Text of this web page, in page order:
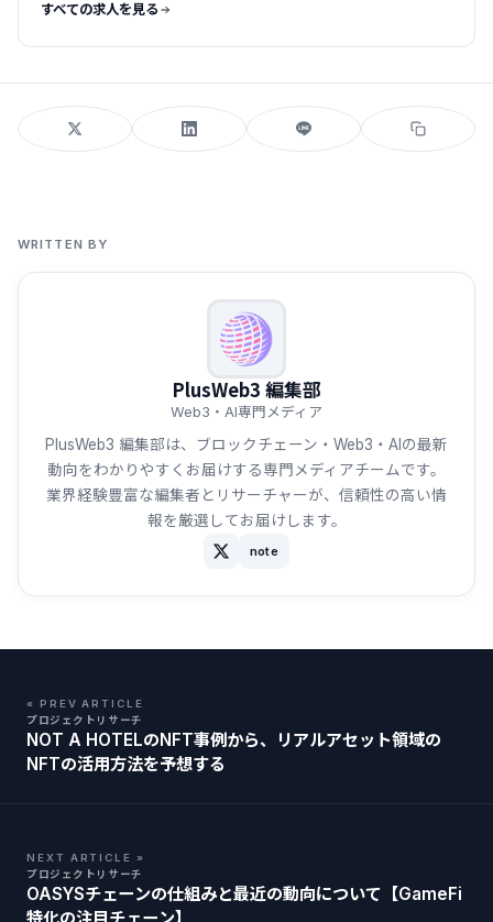
すべての求人を見る
WRITTEN BY
PlusWeb3 編集部
Web3・AI専門メディア
PlusWeb3 編集部は、ブロックチェーン・Web3・AIの最新
動向をわかりやすくお届けする専門メディアチームです。
業界経験豊富な編集者とリサーチャーが、信頼性の高い情
報を厳選してお届けします。
note
« PREV ARTICLE
プロジェクトリサーチ
NOT A HOTELのNFT事例から、リアルアセット領域の
NFTの活用方法を予想する
NEXT ARTICLE »
プロジェクトリサーチ
OASYSチェーンの仕組みと最近の動向について【GameFi